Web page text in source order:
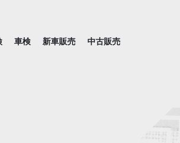
車検 新車販売 中古販売